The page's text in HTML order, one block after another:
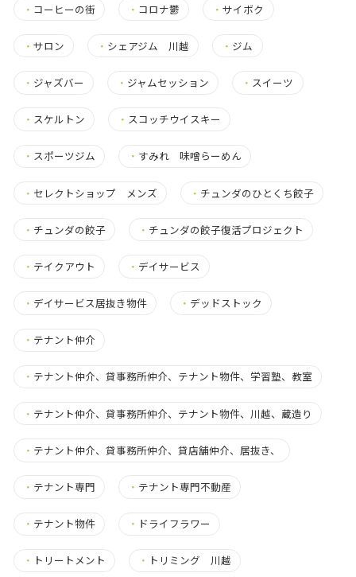
・ コーヒーの街 ・ コロナ鬱 ・サイボク
・ サロン ・ シェアジム 川越 ・ ジム
・ ジャズバー ・ ジャムセッション ・ スイーツ
・ スケルトン ・ スコッチウイスキー
・ スポーツジム ・ すみれ 味噌らーめん
・ セレクトショップ メンズ ・ チュンダのひとくち餃子
・ チュンダの餃子 ・ チュンダの餃子復活プロジェクト
・ テイクアウト ・ デイサービス
・ デイサービス居抜き物件 ・ デッドストック
・ テナント仲介
・ テナント仲介、貸事務所仲介、テナント物件、学習塾、教室
・ テナント仲介、貸事務所仲介、テナント物件、川越、蔵造り
・ テナント仲介、貸事務所仲介、貸店舗仲介、居抜き、
・ テナント専門 ・ テナント専門不動産
・ テナント物件 ・ ドライフラワー
・ トリートメント ・ トリミング 川越